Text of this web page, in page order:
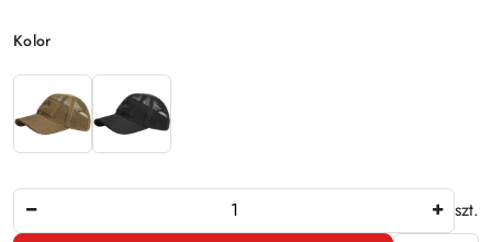
Wariant
Kolor
szt.